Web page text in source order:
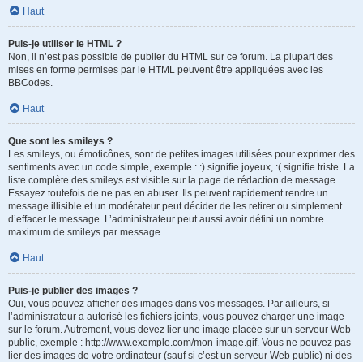
Haut
Puis-je utiliser le HTML ?
Non, il n’est pas possible de publier du HTML sur ce forum. La plupart des
mises en forme permises par le HTML peuvent être appliquées avec les
BBCodes.
Haut
Que sont les smileys ?
Les smileys, ou émoticônes, sont de petites images utilisées pour exprimer des
sentiments avec un code simple, exemple : :) signifie joyeux, :( signifie triste. La
liste complète des smileys est visible sur la page de rédaction de message.
Essayez toutefois de ne pas en abuser. Ils peuvent rapidement rendre un
message illisible et un modérateur peut décider de les retirer ou simplement
d’effacer le message. L’administrateur peut aussi avoir défini un nombre
maximum de smileys par message.
Haut
Puis-je publier des images ?
Oui, vous pouvez afficher des images dans vos messages. Par ailleurs, si
l’administrateur a autorisé les fichiers joints, vous pouvez charger une image
sur le forum. Autrement, vous devez lier une image placée sur un serveur Web
public, exemple : http://www.exemple.com/mon-image.gif. Vous ne pouvez pas
lier des images de votre ordinateur (sauf si c’est un serveur Web public) ni des